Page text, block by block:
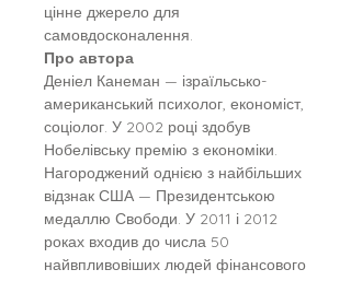
цінне джерело для
самовдосконалення.
Про автора
Деніел Канеман — ізраїльсько-
американський психолог, економіст,
соціолог. У 2002 році здобув
Нобелівську премію з економіки.
Нагороджений однією з найбільших
відзнак США — Президентською
медаллю Свободи. У 2011 і 2012
роках входив до числа 50
найвпливовіших людей фінансового